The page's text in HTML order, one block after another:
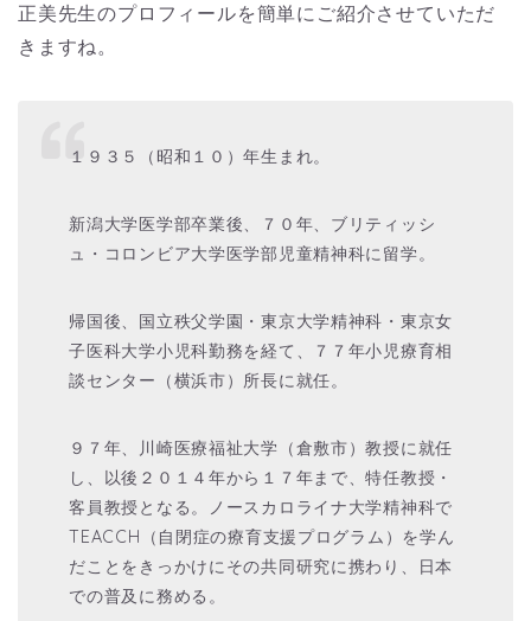
正美先生のプロフィールを簡単にご紹介させていただ
きますね。
１９３５（昭和１０）年生まれ。
新潟大学医学部卒業後、７０年、ブリティッシ
ュ・コロンビア大学医学部児童精神科に留学。
帰国後、国立秩父学園・東京大学精神科・東京女
子医科大学小児科勤務を経て、７７年小児療育相
談センター（横浜市）所長に就任。
９７年、川崎医療福祉大学（倉敷市）教授に就任
し、以後２０１４年から１７年まで、特任教授・
客員教授となる。ノースカロライナ大学精神科で
TEACCH（自閉症の療育支援プログラム）を学ん
だことをきっかけにその共同研究に携わり、日本
での普及に務める。